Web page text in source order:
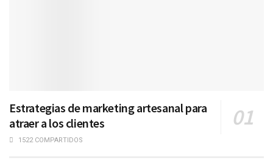
Estrategias de marketing artesanal para
atraer a los clientes
1522 COMPARTIDOS